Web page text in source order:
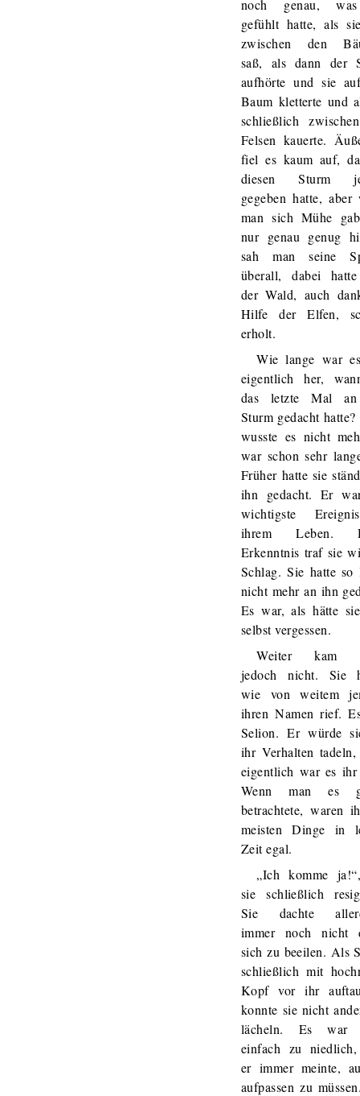
noch genau,
gefühlt hatte, als
zwischen den
saß, als dann der
aufhörte und sie
Baum kletterte und
schließlich
Felsen kauerte.
fiel es kaum auf,
diesen Sturm
gegeben hatte, aber
man sich Mühe
nur genau genug
sah man seine
überall, dabei
der Wald, auch
Hilfe der Elfen,
erholt.
Wie lange war
eigentlich her,
das letzte Mal
Sturm gedacht
wusste es nicht
war schon sehr
Früher hatte sie
ihn gedacht. Er
wichtigste
ihrem Leben.
Erkenntnis traf sie
Schlag. Sie hatte so
nicht mehr an ihn
Es war, als hätte
selbst vergessen.
Weiter kam
jedoch nicht. Sie
wie von weitem
ihren Namen rief.
Selion. Er würde
ihr Verhalten
eigentlich war es ihr
Wenn man es
betrachtete, waren
meisten Dinge in
Zeit egal.
„Ich komme
sie schließlich
Sie dachte
immer noch nicht
sich zu beeilen. Als
schließlich mit
Kopf vor ihr
konnte sie nicht
lächeln. Es war
einfach zu niedlich,
er immer meinte,
aufpassen zu